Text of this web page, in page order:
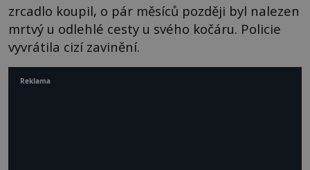
zrcadlo koupil, o pár měsíců později byl nalezen
mrtvý u odlehlé cesty u svého kočáru. Policie
vyvrátila cizí zavinění.
Reklama